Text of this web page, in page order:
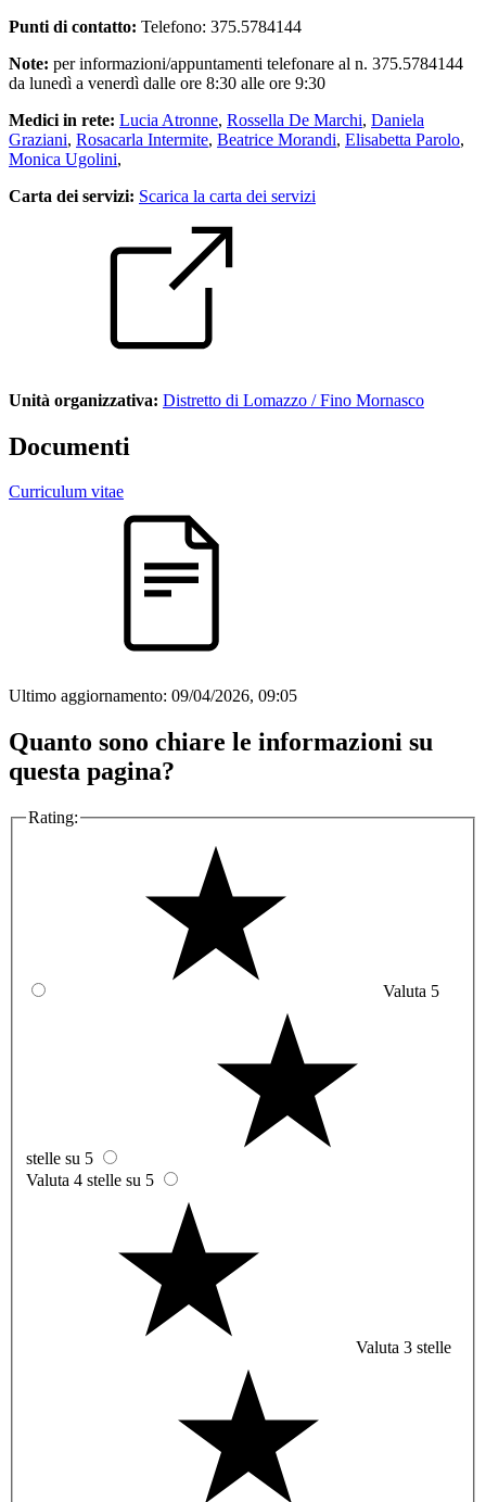
Punti di contatto: Telefono: 375.5784144
Note: per informazioni/appuntamenti telefonare al n. 375.5784144
da lunedì a venerdì dalle ore 8:30 alle ore 9:30
Medici in rete: Lucia Atronne, Rossella De Marchi, Daniela
Graziani, Rosacarla Intermite, Beatrice Morandi, Elisabetta Parolo,
Monica Ugolini,
Carta dei servizi: Scarica la carta dei servizi
Unità organizzativa: Distretto di Lomazzo / Fino Mornasco
Documenti
Curriculum vitae
Ultimo aggiornamento: 09/04/2026, 09:05
Quanto sono chiare le informazioni su
questa pagina?
Rating:
Valuta 5
stelle su 5
Valuta 4 stelle su 5
Valuta 3 stelle